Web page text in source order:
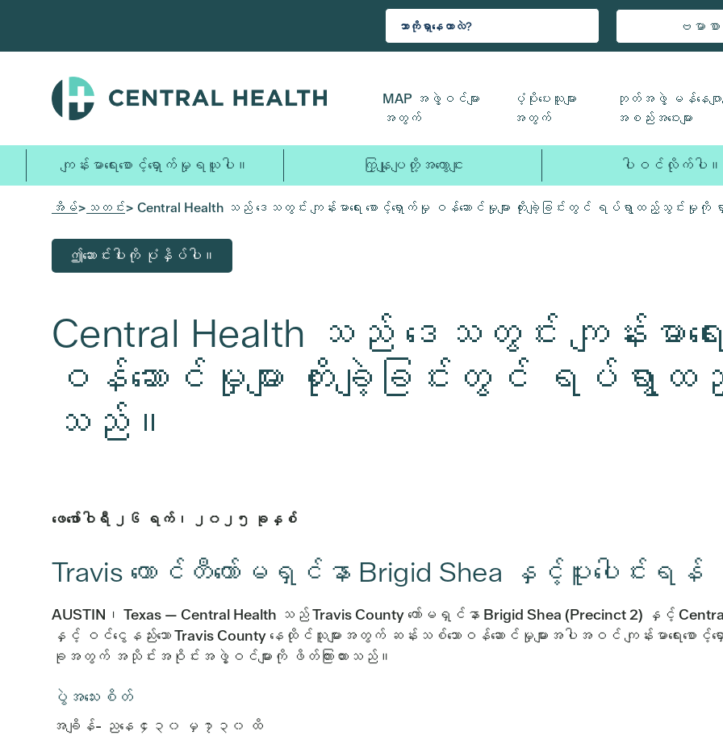
သို့
ပါ။
ဗမာစာ
MAP အဖွဲ့ဝင်များ
အတွက်
ပံ့ပိုးပေးသူများ
အတွက်
ဘုတ်အဖွဲ့ မန်နေဂျာ
အစည်းအဝေးများ
ကျန်းမာရေးစောင့်ရှောက်မှုရယူပါ။ ကြှနျုပျတို့အကွောငျး ပါဝင်လိုက်ပါ။
အိမ်> သတင်း> Central Health သည် ဒေသတွင်း ကျန်းမာရေး စောင့်ရှောက်မှု ဝန်ဆောင်မှုများ တိုးချဲ့ခြင်းတွင် ရပ်ရွာထည့်သွင်းမှု
ဤဆောင်းပါးကို ပုံနှိပ်ပါ။
Central Health သည် ဒေသတွင်း ကျန်းမာရေ
ဝန်ဆောင်မှုများ တိုးချဲ့ခြင်းတွင် ရပ်ရွာ
သည်။
ဖေဖော်ဝါရီ ၂၆ ရက်၊ ၂၀၂၅ ခုနှစ်
Travis ကောင်တီကော်မရှင်နာ Brigid Shea နှင့်ပူးပေါင်းရန်
AUSTIN၊ Texas — Central Health သည် Travis County ကော်မရှင်နာ Brigid Shea (Precinct 2) နှင့်
နှင့် ဝင်ငွေနည်းသော Travis County နေထိုင်သူများအတွက် ဆန်းသစ်သောဝန်ဆောင်မှုများအပါအဝင် ကျန်းမာရေးစေ
ခုအတွက် အသိုင်းအဝိုင်းအဖွဲ့ဝင်များကို ဖိတ်ကြားထားသည်။
ပွဲအသေးစိတ်
အချိန်- ညနေ ၄း၃၀ မှ ၇း၃၀ ထိ